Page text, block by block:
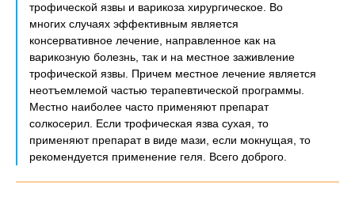
трофической язвы и варикоза хирургическое. Во
многих случаях эффективным является
консервативное лечение, направленное как на
варикозную болезнь, так и на местное заживление
трофической язвы. Причем местное лечение является
неотъемлемой частью терапевтической программы.
Местно наиболее часто применяют препарат
солкосерил. Если трофическая язва сухая, то
применяют препарат в виде мази, если мокнущая, то
рекомендуется применение геля. Всего доброго.